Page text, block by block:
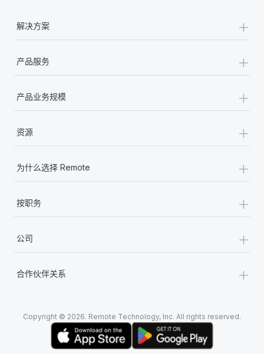
解决方案 +
产品服务 +
产品业务规模 +
资源 +
为什么选择 Remote +
按职务 +
公司 +
合作伙伴关系 +
Copyright © 2026. Remote Technology, Inc. All rights reserved.